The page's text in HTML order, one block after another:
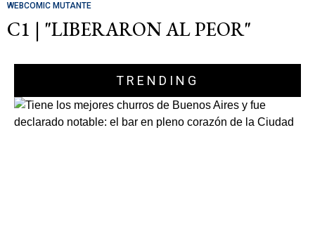
WEBCOMIC MUTANTE
C1 | "LIBERARON AL PEOR"
TRENDING